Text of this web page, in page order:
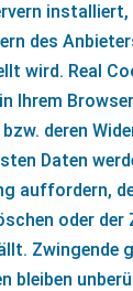
installiert,
des
wird. Real
Ihrem
deren
Daten
auffordern,
oder der
Zwingende
bleiben